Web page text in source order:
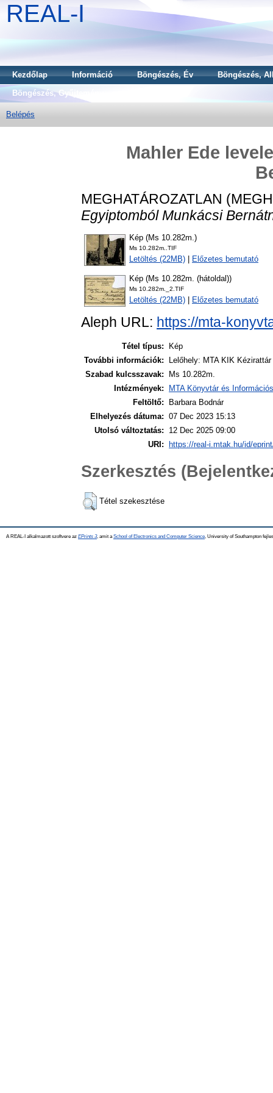
REAL-I
Kezdőlap Információ Böngészés, Év
Böngészés,
Böngészés, Gyűjtemény
Belépés
Mahler Ede
MEGHATÁROZATLAN
Egyiptomból Munkácsi
Kép (Ms 10.282m.)
Ms 10.282m..TIF
Letöltés (22MB) Előzetes bemutató
Kép (Ms 10.282m. (hátoldal))
Ms 10.282m._2.TIF
Letöltés (22MB) Előzetes bemutató
Aleph URL: https://mta-
Tétel típus:
Kép
További információk:
Lelőhely: MTA KIK
Szabad kulcsszavak:
Ms 10.282m.
Intézmények:
MTA Könyvtár és
Feltöltő:
Barbara Bodnár
Elhelyezés dátuma: 07 Dec 2023 15:13
Utolsó változtatás:
12 Dec 2025 09:00
URI:
https://real-i.mtak.hu/id/
Szerkesztés
Tétel szekesztése
A REAL-I alkalmazott szoftvere az EPrints 3, amit a School of Electronics and Computer Science , University of Southampton